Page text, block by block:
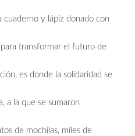
cuaderno y lápiz donado con
transformar el futuro de
es donde la solidaridad se
a la que se sumaron
de mochilas, miles de